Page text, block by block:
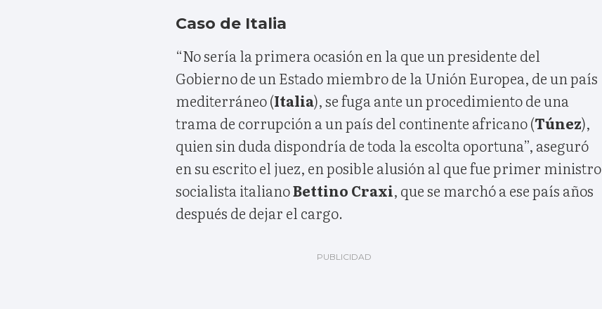
Caso de Italia
“No sería la primera ocasión en la que un presidente del
Gobierno de un Estado miembro de la Unión Europea, de un país
mediterráneo (Italia), se fuga ante un procedimiento de una
trama de corrupción a un país del continente africano (Túnez),
quien sin duda dispondría de toda la escolta oportuna”, aseguró
en su escrito el juez, en posible alusión al que fue primer ministro
socialista italianoBettino Craxi, que se marchó a ese país años
después de dejar el cargo.